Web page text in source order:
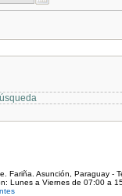
Fariña. Asunción, Paraguay -
Lunes a Viernes de 07:00 a